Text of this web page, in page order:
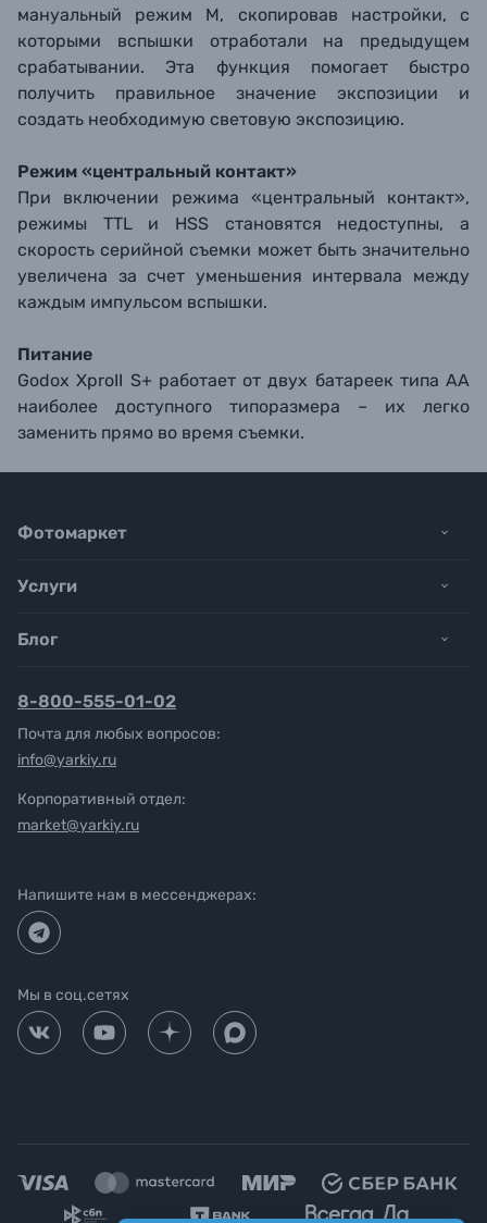
мануальный режим М, скопировав настройки, с
которыми вспышки отработали на предыдущем
срабатывании. Эта функция помогает быстро
получить правильное значение экспозиции и
создать необходимую световую экспозицию.
Режим «центральный контакт»
При включении режима «центральный контакт»,
режимы TTL и HSS становятся недоступны, а
скорость серийной съемки может быть значительно
увеличена за счет уменьшения интервала между
каждым импульсом вспышки.
Питание
Godox XproII S+ работает от двух батареек типа АА
наиболее доступного типоразмера – их легко
заменить прямо во время съемки.
Фотомаркет
Услуги
Блог
8-800-555-01-02
Почта для любых вопросов:
info@yarkiy.ru
Корпоративный отдел:
market@yarkiy.ru
Напишите нам в мессенджерах:
Мы в соц.сетях